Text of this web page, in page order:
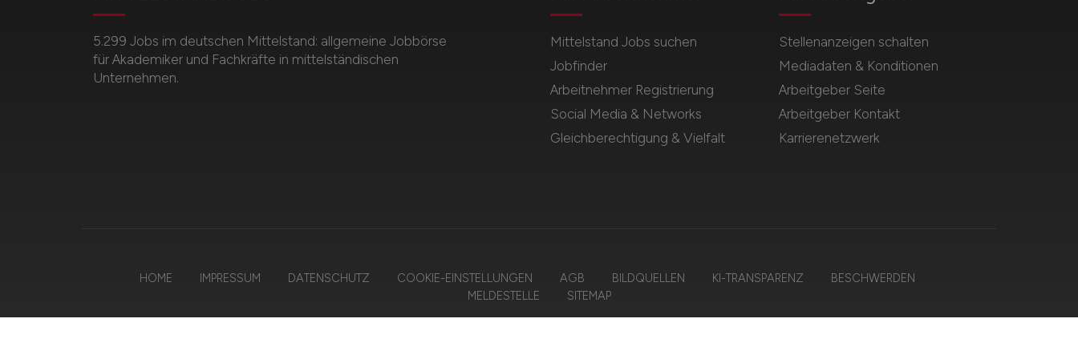
5.299 Jobs im deutschen Mittelstand: allgemeine Jobbörse
für Akademiker und Fachkräfte in mittelständischen
Unternehmen.
Mittelstand Jobs suchen
Jobfinder
Arbeitnehmer Registrierung
Social Media & Networks
Gleichberechtigung & Vielfalt
Stellenanzeigen schalten
Mediadaten & Konditionen
Arbeitgeber Seite
Arbeitgeber Kontakt
Karrierenetzwerk
HOME IMPRESSUM DATENSCHUTZ COOKIE-EINSTELLUNGEN AGB BILDQUELLEN KI-TRANSPARENZ
BESCHWERDEN
MELDESTELLE
SITEMAP